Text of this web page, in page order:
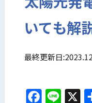
いても解
最終更新日
Line
X